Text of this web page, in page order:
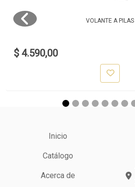
VOLANTE A PILAS
$ 4.590,00
Inicio
Catálogo
Acerca de